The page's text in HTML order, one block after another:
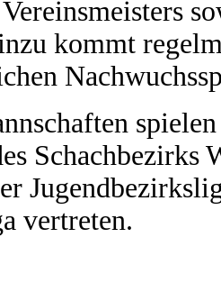
kommt
Schachbezirks
vertreten.